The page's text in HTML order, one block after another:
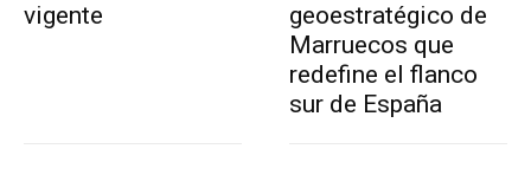
vigente
geoestratégico de
Marruecos que
redefine el flanco
sur de España